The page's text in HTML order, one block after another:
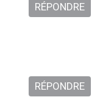
RÉPONDRE
RÉPONDRE